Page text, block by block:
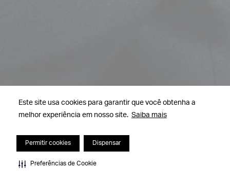
Este site usa cookies para garantir que você obtenha a
melhor experiência em nosso site. Saiba mais
Permitir cookies Dispensar
Preferências de Cookie